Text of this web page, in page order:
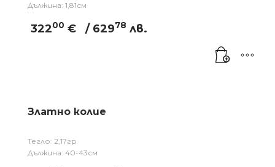
Дължина: 1,81см
32200 € / 62978 лв.
Златно колие
Тегло: 2,17гр
Дължина: 40-43см